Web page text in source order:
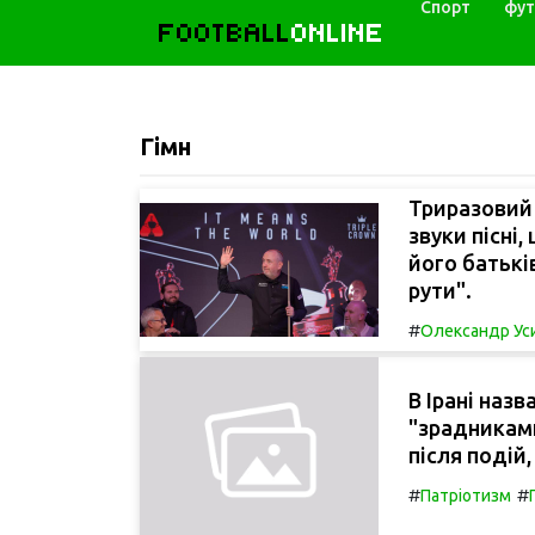
FOOTBALLONLINE
Спорт
Гімн
звуки
його
рути".
#Олександр
В Ірані
після
#Патріотизм #